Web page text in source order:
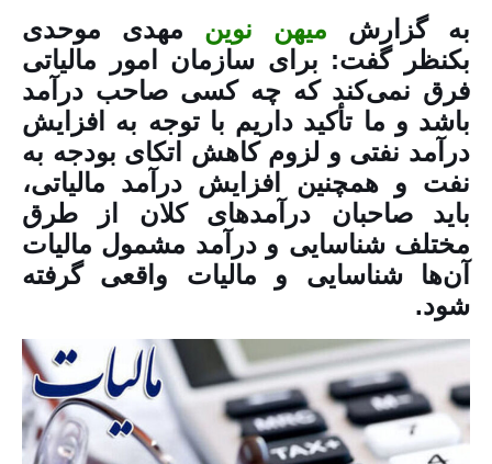
به گزارش میهن نوین مهدی موحدی
بکنظر گفت: برای سازمان امور مالیاتی
فرق نمی‌کند که چه کسی صاحب درآمد
باشد و ما تأکید داریم با توجه به افزایش
درآمد نفتی و لزوم کاهش اتکای بودجه به
نفت و همچنین افزایش درآمد مالیاتی،
باید صاحبان درآمد‌های کلان از طرق
مختلف شناسایی و درآمد مشمول مالیات
آن‌ها شناسایی و مالیات واقعی گرفته
شود.